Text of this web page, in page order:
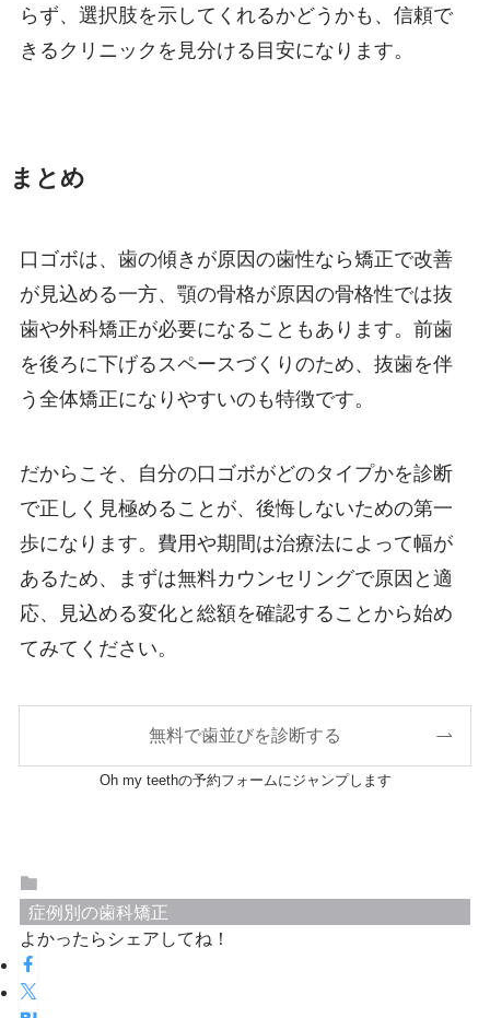
らず、選択肢を示してくれるかどうかも、信頼で
きるクリニックを見分ける目安になります。
まとめ
口ゴボは、歯の傾きが原因の歯性なら矯正で改善
が見込める一方、顎の骨格が原因の骨格性では抜
歯や外科矯正が必要になることもあります。前歯
を後ろに下げるスペースづくりのため、抜歯を伴
う全体矯正になりやすいのも特徴です。
だからこそ、自分の口ゴボがどのタイプかを診断
で正しく見極めることが、後悔しないための第一
歩になります。費用や期間は治療法によって幅が
あるため、まずは無料カウンセリングで原因と適
応、見込める変化と総額を確認することから始め
てみてください。
無料で歯並びを診断する
Oh my teethの予約フォームにジャンプします
症例別の歯科矯正
よかったらシェアしてね！